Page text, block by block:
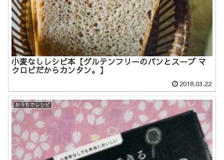
小麦なしレシピ本【グルテンフリーのパンとスープ マ
クロビだからカンタン。】
2018.03.22
おうちでレシピ